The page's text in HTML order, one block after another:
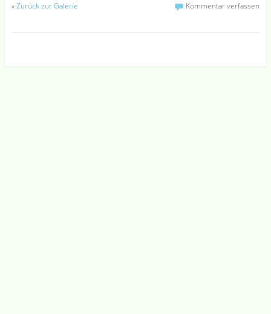
«Zurück zur Galerie Kommentar verfassen